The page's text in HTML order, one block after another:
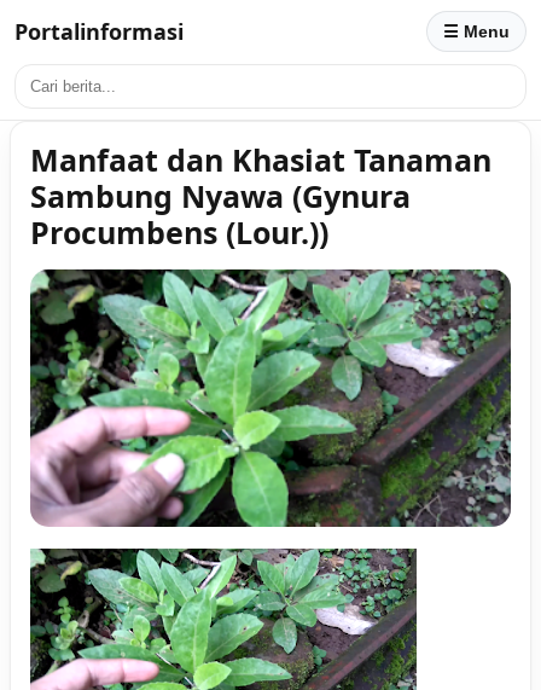
Portalinformasi ☰ Menu
Manfaat dan Khasiat Tanaman
Sambung Nyawa (Gynura
Procumbens (Lour.))